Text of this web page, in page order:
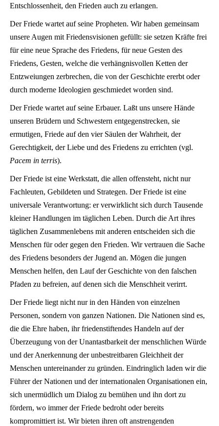
Entschlossenheit, den Frieden auch zu erlangen.
Der Friede wartet auf seine Propheten. Wir haben gemeinsam
unsere Augen mit Friedensvisionen gefüllt: sie setzen Kräfte frei
für eine neue Sprache des Friedens, für neue Gesten des
Friedens, Gesten, welche die verhängnisvollen Ketten der
Entzweiungen zerbrechen, die von der Geschichte ererbt oder
durch moderne Ideologien geschmiedet worden sind.
Der Friede wartet auf seine Erbauer. Laßt uns unsere Hände
unseren Brüdern und Schwestern entgegenstrecken, sie
ermutigen, Friede auf den vier Säulen der Wahrheit, der
Gerechtigkeit, der Liebe und des Friedens zu errichten (vgl.
Pacem in terris).
Der Friede ist eine Werkstatt, die allen offensteht, nicht nur
Fachleuten, Gebildeten und Strategen. Der Friede ist eine
universale Verantwortung: er verwirklicht sich durch Tausende
kleiner Handlungen im täglichen Leben. Durch die Art ihres
täglichen Zusammenlebens mit anderen entscheiden sich die
Menschen für oder gegen den Frieden. Wir vertrauen die Sache
des Friedens besonders der Jugend an. Mögen die jungen
Menschen helfen, den Lauf der Geschichte von den falschen
Pfaden zu befreien, auf denen sich die Menschheit verirrt.
Der Friede liegt nicht nur in den Händen von einzelnen
Personen, sondern von ganzen Nationen. Die Nationen sind es,
die die Ehre haben, ihr friedenstiftendes Handeln auf der
Überzeugung von der Unantastbarkeit der menschlichen Würde
und der Anerkennung der unbestreitbaren Gleichheit der
Menschen untereinander zu gründen. Eindringlich laden wir die
Führer der Nationen und der internationalen Organisationen ein,
sich unermüdlich um Dialog zu bemühen und ihn dort zu
fördern, wo immer der Friede bedroht oder bereits
kompromittiert ist. Wir bieten ihren oft anstrengenden